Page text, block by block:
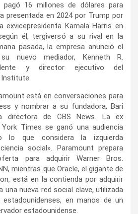
pagó 16 millones de dólares para
presentada en 2024 por Trump por
exvicepresidenta Kamala Harris en
él, tergiversó a su rival en la
pasada, la empresa anunció el
nuevo mediador, Kenneth R.
y director ejecutivo del
está en conversaciones para
y nombrar a su fundadora, Bari
directora de CBS News. La ex
Times se ganó una audiencia
lo que considera la izquierda
social». Paramount prepara
para adquirir Warner Bros.
mientras que Oracle, el gigante de
está en la contienda por adquirir
una nueva red social clave, utilizada
en manos de un
estadounidense.